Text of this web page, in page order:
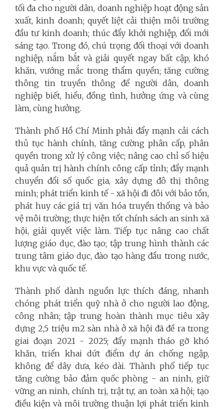
tối đa cho người dân, doanh nghiệp hoạt động sản
xuất, kinh doanh; quyết liệt cải thiện môi trường
đầu tư kinh doanh; thúc đẩy khởi nghiệp, đổi mới
sáng tạo. Trong đó, chú trọng đối thoại với doanh
nghiệp, nắm bắt và giải quyết ngay bất cập, khó
khăn, vướng mắc trong thẩm quyền; tăng cường
thông tin truyền thông để người dân, doanh
nghiệp biết, hiểu, đồng tình, hưởng ứng và cùng
làm, cùng hưởng.
Thành phố Hồ Chí Minh phải đẩy mạnh cải cách
thủ tục hành chính, tăng cường phân cấp, phân
quyền trong xử lý công việc; nâng cao chỉ số hiệu
quả quản trị hành chính công cấp tỉnh; đẩy mạnh
chuyển đổi số quốc gia, xây dựng đô thị thông
minh; phát triển kinh tế - xã hội đi đôi với bảo tồn,
phát huy các giá trị văn hóa truyền thống và bảo
vệ môi trường; thực hiện tốt chính sách an sinh xã
hội, giải quyết việc làm. Tiếp tục nâng cao chất
lượng giáo dục, đào tạo; tập trung hình thành các
trung tâm giáo dục, đào tạo hàng đầu trong nước,
khu vực và quốc tế.
Thành phố dành nguồn lực thích đáng, nhanh
chóng phát triển quỹ nhà ở cho người lao động,
công nhân; tập trung hoàn thành mục tiêu xây
dựng 2,5 triệu m2 sàn nhà ở xã hội đã đề ra trong
giai đoạn 2021 - 2025; đẩy mạnh tháo gỡ khó
khăn, triển khai dứt điểm dự án chống ngập,
không để dây dưa, kéo dài. Thành phố tiếp tục
tăng cường bảo đảm quốc phòng - an ninh, giữ
vững an ninh, chính trị, trật tự, an toàn xã hội; tạo
điều kiện và môi trường thuận lợi phát triển kinh